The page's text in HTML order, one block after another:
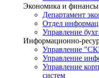
Экономика и финансы
Департамент
Отдел
Управление
Информационно-
Управление
Управление
Управление
систем